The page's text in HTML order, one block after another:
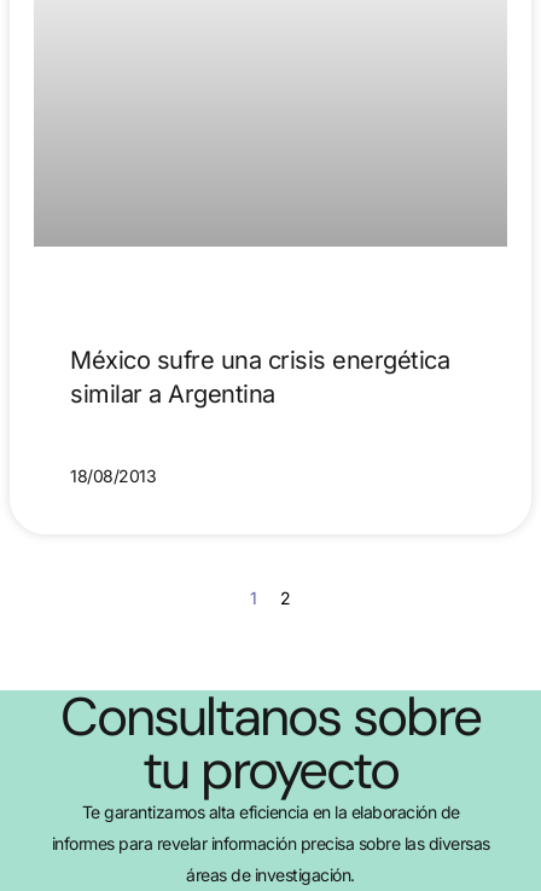
México sufre una crisis energética
similar a Argentina
18/08/2013
1 2
Consultanos sobre
tu proyecto
Te garantizamos alta eficiencia en la elaboración de
informes para revelar información precisa sobre las diversas
áreas de investigación.